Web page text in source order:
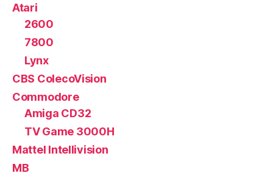
Atari
2600
7800
Lynx
CBS ColecoVision
Commodore
Amiga CD32
TV Game 3000H
Mattel Intellivision
MB